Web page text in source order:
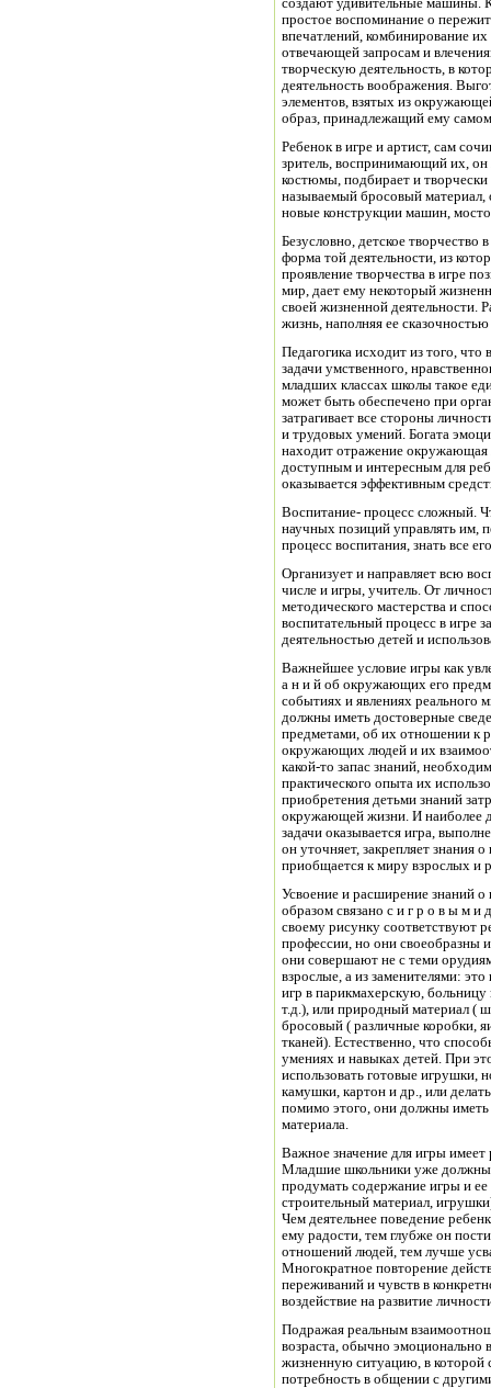
создают удивительные машины.
простое воспоминание о
впечатлений, комбинирование
отвечающей запросам и
творческую деятельность, в
деятельность воображения.
элементов, взятых из
образ, принадлежащий ему
Ребенок в игре и артист, сам
зритель, воспринимающий их, он
костюмы, подбирает и
называемый бросовый материал,
новые конструкции машин,
Безусловно, детское творчество
форма той деятельности, из
проявление творчества в игре
мир, дает ему некоторый
своей жизненной деятельности.
жизнь, наполняя ее
Педагогика исходит из того,
задачи умственного,
младших классах школы такое
может быть обеспечено при
затрагивает все стороны
и трудовых умений. Богата
находит отражение окружающая
доступным и интересным для
оказывается эффективным
Воспитание- процесс сложный.
научных позиций управлять им,
процесс воспитания, знать все
Организует и направляет всю
числе и игры, учитель. От
методического мастерства и
воспитательный процесс в игре
деятельностью детей и
Важнейшее условие игры как
а н и й об окружающих его
событиях и явлениях реального
должны иметь достоверные
предметами, об их отношении к
окружающих людей и их
какой-то запас знаний,
практического опыта их
приобретения детьми знаний
окружающей жизни. И наиболее
задачи оказывается игра,
он уточняет, закрепляет
приобщается к миру взрослых и
Усвоение и расширение знаний
образом связано с и г р о в ы м и
своему рисунку соответствуют
профессии, но они своеобразны
они совершают не с теми
взрослые, а из заменителями:
игр в парикмахерскую,
т.д.), или природный материал (
бросовый ( различные коробки,
тканей). Естественно, что
умениях и навыках детей. При
использовать готовые игрушки,
камушки, картон и др., или
помимо этого, они должны иметь
материала.
Важное значение для игры имеет
Младшие школьники уже должны
продумать содержание игры и ее
строительный материал,
Чем деятельнее поведение
ему радости, тем глубже он
отношений людей, тем лучше
Многократное повторение
переживаний и чувств в
воздействие на развитие
Подражая реальным
возраста, обычно эмоционально
жизненную ситуацию, в которой
потребность в общении с